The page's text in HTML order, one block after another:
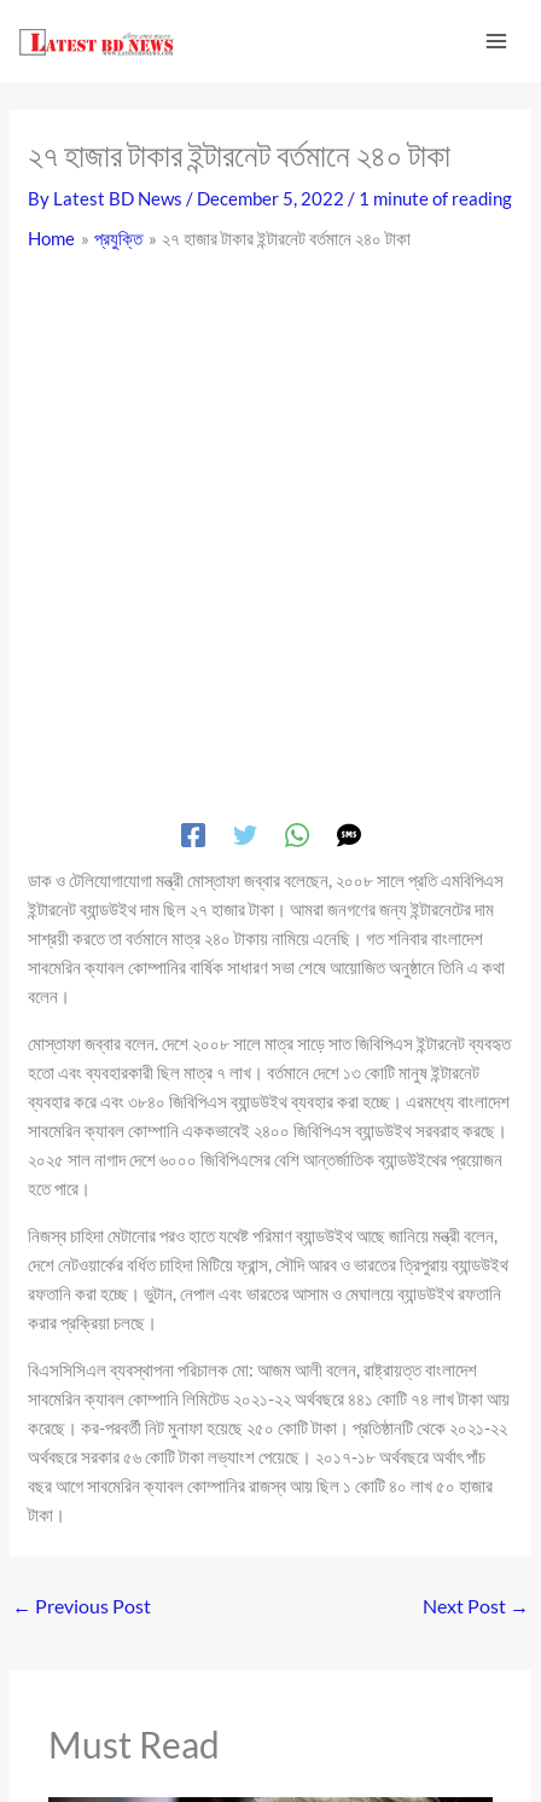
২৭ হাজার টাকার ইন্টারনেট বর্তমানে ২৪০ টাকা
By Latest BD News/ December 5, 2022/ 1 minute of reading
Home
প্রযুক্তি ২৭ হাজার টাকার ইন্টারনেট বর্তমানে ২৪০ টাকা
ডাক ও টেলিযোগাযোগা মন্ত্রী মোস্তাফা জব্বার বলেছেন, ২০০৮ সালে প্রতি এমবিপিএস
ইন্টারনেট ব্যান্ডউইথ দাম ছিল ২৭ হাজার টাকা। আমরা জনগণের জন্য ইন্টারনেটের দাম
সাশ্রয়ী করতে তা বর্তমানে মাত্র ২৪০ টাকায় নামিয়ে এনেছি। গত শনিবার বাংলাদেশ
সাবমেরিন ক্যাবল কোম্পানির বার্ষিক সাধারণ সভা শেষে আয়োজিত অনুষ্ঠানে তিনি এ কথা
বলেন।
মোস্তাফা জব্বার বলেন. দেশে ২০০৮ সালে মাত্র সাড়ে সাত জিবিপিএস ইন্টারনেট ব্যবহৃত
হতো এবং ব্যবহারকারী ছিল মাত্র ৭ লাখ। বর্তমানে দেশে ১৩ কোটি মানুষ ইন্টারনেট
ব্যবহার করে এবং ৩৮৪০ জিবিপিএস ব্যান্ডউইথ ব্যবহার করা হচ্ছে। এরমধ্যে বাংলাদেশ
সাবমেরিন ক্যাবল কোম্পানি এককভাবেই ২৪০০ জিবিপিএস ব্যান্ডউইথ সরবরাহ করছে।
২০২৫ সাল নাগাদ দেশে ৬০০০ জিবিপিএসের বেশি আন্তর্জাতিক ব্যান্ডউইথের প্রয়োজন
হতে পারে।
নিজস্ব চাহিদা মেটানোর পরও হাতে যথেষ্ট পরিমাণ ব্যান্ডউইথ আছে জানিয়ে মন্ত্রী বলেন,
দেশে নেটওয়ার্কের বর্ধিত চাহিদা মিটিয়ে ফ্রান্স, সৌদি আরব ও ভারতের ত্রিপুরায় ব্যান্ডউইথ
রফতানি করা হচ্ছে। ভুটান, নেপাল এবং ভারতের আসাম ও মেঘালয়ে ব্যান্ডউইথ রফতানি
করার প্রক্রিয়া চলছে।
বিএসসিসিএল ব্যবস্থাপনা পরিচালক মো: আজম আলী বলেন, রাষ্ট্রায়ত্ত বাংলাদেশ
সাবমেরিন ক্যাবল কোম্পানি লিমিটেড ২০২১-২২ অর্থবছরে ৪৪১ কোটি ৭৪ লাখ টাকা আয়
করেছে। কর-পরবর্তী নিট মুনাফা হয়েছে ২৫০ কোটি টাকা। প্রতিষ্ঠানটি থেকে ২০২১-২২
অর্থবছরে সরকার ৫৬ কোটি টাকা লভ্যাংশ পেয়েছে। ২০১৭-১৮ অর্থবছরে অর্থাৎ পাঁচ
বছর আগে সাবমেরিন ক্যাবল কোম্পানির রাজস্ব আয় ছিল ১ কোটি ৪০ লাখ ৫০ হাজার
টাকা।
← Previous Post Next Post →
Must Read